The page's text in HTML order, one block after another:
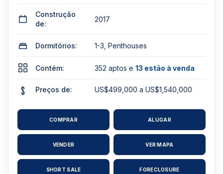
Construção
de:
2017
Dormitórios: 1-3, Penthouses
Contém: 352 aptos e 13 estão à venda
Preços de: US$499,000 a US$1,540,000
COMPRAR ALUGAR
VENDER VER MAPA
SHORT SALE FORECLOSURE